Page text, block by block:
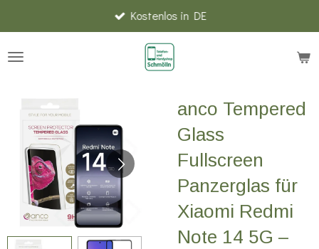
Hauptinhalt
springen
Kostenlos in DE
anco Tempered
Glass
Fullscreen
Panzerglas für
Xiaomi Redmi
Note 14 5G –